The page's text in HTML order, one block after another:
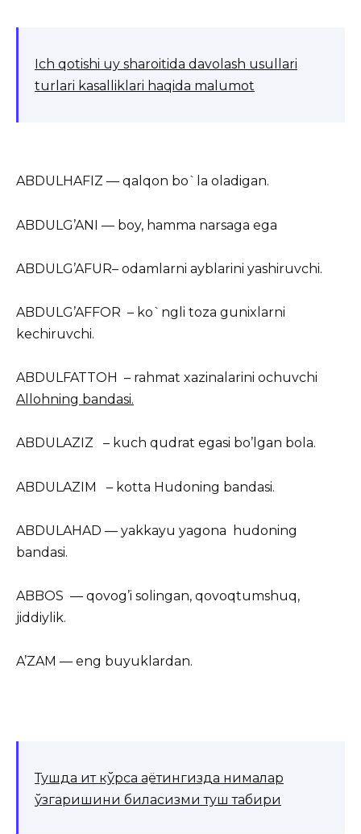
Ich qotishi uy sharoitida davolash usullari
turlari kasalliklari haqida malumot
ABDULHAFIZ — qalqon bo`la oladigan.
ABDULG’ANI — boy, hamma narsaga ega
ABDULG’AFUR– odamlarni ayblarini yashiruvchi.
ABDULG’AFFOR – ko`ngli toza gunixlarni
kechiruvchi.
ABDULFATTOH – rahmat xazinalarini ochuvchi
Allohning bandasi.
ABDULAZIZ – kuch qudrat egasi bo’lgan bola.
ABDULAZIM – kotta Hudoning bandasi.
ABDULAHAD — yakkayu yagona hudoning
bandasi.
ABBOS — qovog’i solingan, qovoqtumshuq,
jiddiylik.
A’ZAM — eng buyuklardan.
Тушда ит кўрса Ҳаётингизда нималар
ўзгаришини биласизми туш табири